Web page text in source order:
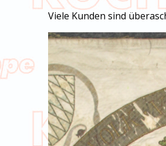
Viele Kunden sind